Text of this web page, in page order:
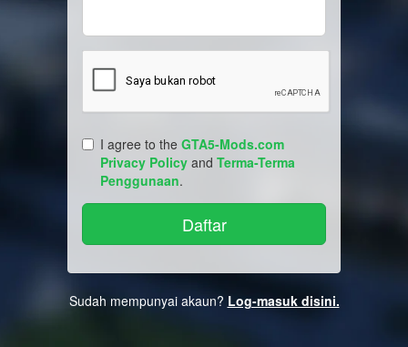
I agree to the GTA5-Mods.com
Privacy Policy and Terma-Terma
Penggunaan.
Sudah mempunyai akaun? Log-masuk disini.